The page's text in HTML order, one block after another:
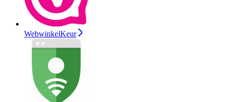
WebwinkelKeur